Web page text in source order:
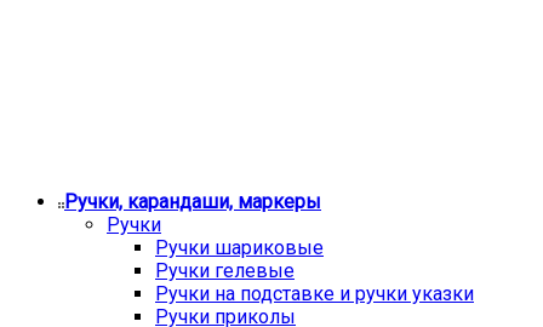
Ручки, карандаши, маркеры
Ручки
Ручки шариковые
Ручки гелевые
Ручки на подставке и ручки указки
Ручки приколы